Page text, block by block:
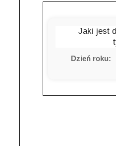
Jaki jest
Dzień roku: